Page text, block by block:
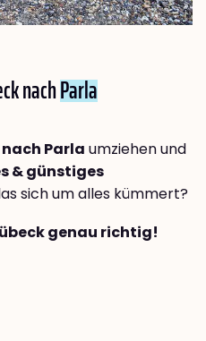
nachParla
Parla umziehen und
& günstiges
sich um alles kümmert?
genau richtig!